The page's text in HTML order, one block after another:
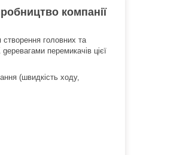
компанії
створення головних та
перемикачів цієї
(швидкість ходу,